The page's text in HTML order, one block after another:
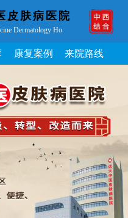
皮肤病医院
Dermatology Ho
康复案例 来院路线